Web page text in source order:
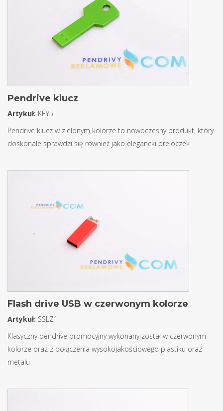
Pendrive klucz
Artykuł: KEY5
Pendrive klucz w zielonym kolorze to nowoczesny produkt, który
doskonale sprawdzi się również jako elegancki breloczek
Flash drive USB w czerwonym kolorze
Artykuł: SSLZ1
Klasyczny pendrive promocyjny wykonany został w czerwonym
kolorze oraz z połączenia wysokojakościowego plastiku oraz
metalu